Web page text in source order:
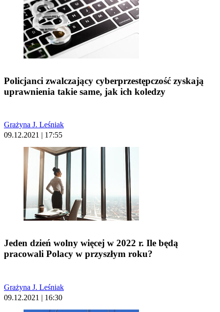
Policjanci zwalczający cyberprzestępczość zyskają
uprawnienia takie same, jak ich koledzy
Grażyna J. Leśniak
09.12.2021 | 17:55
Jeden dzień wolny więcej w 2022 r. Ile będą
pracowali Polacy w przyszłym roku?
Grażyna J. Leśniak
09.12.2021 | 16:30